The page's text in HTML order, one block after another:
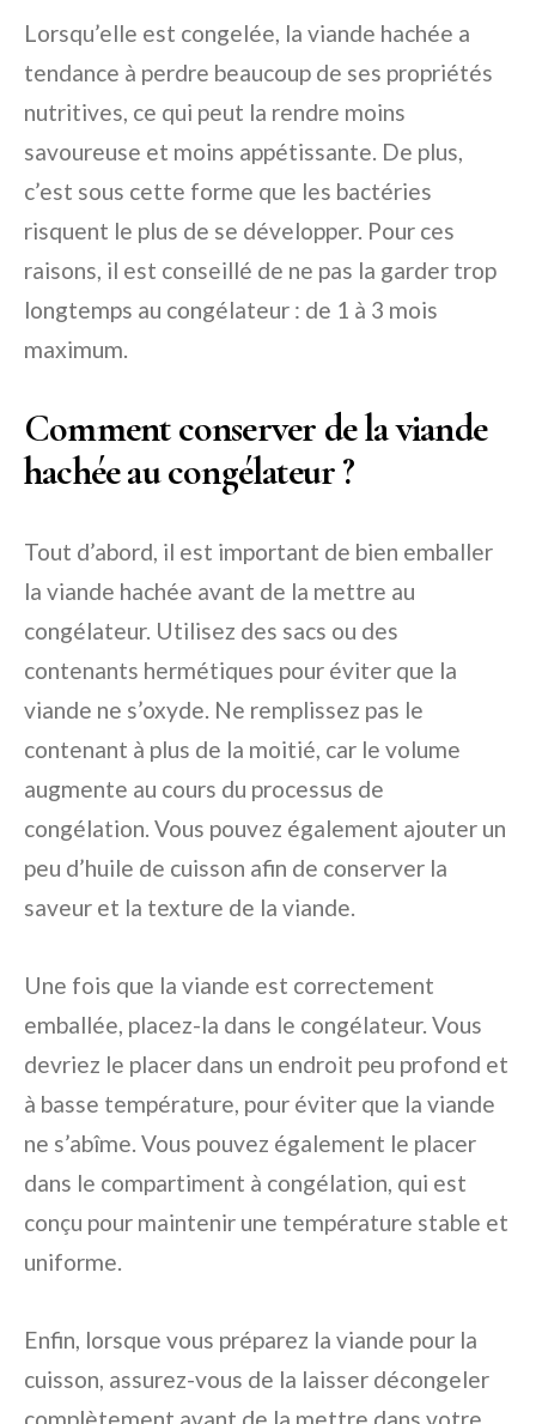
Lorsqu’elle est congelée, la viande hachée a
tendance à perdre beaucoup de ses propriétés
nutritives, ce qui peut la rendre moins
savoureuse et moins appétissante. De plus,
c’est sous cette forme que les bactéries
risquent le plus de se développer. Pour ces
raisons, il est conseillé de ne pas la garder trop
longtemps au congélateur : de 1 à 3 mois
maximum.
Comment conserver de la viande
hachée au congélateur ?
Tout d’abord, il est important de bien emballer
la viande hachée avant de la mettre au
congélateur. Utilisez des sacs ou des
contenants hermétiques pour éviter que la
viande ne s’oxyde. Ne remplissez pas le
contenant à plus de la moitié, car le volume
augmente au cours du processus de
congélation. Vous pouvez également ajouter un
peu d’huile de cuisson afin de conserver la
saveur et la texture de la viande.
Une fois que la viande est correctement
emballée, placez-la dans le congélateur. Vous
devriez le placer dans un endroit peu profond et
à basse température, pour éviter que la viande
ne s’abîme. Vous pouvez également le placer
dans le compartiment à congélation, qui est
conçu pour maintenir une température stable et
uniforme.
Enfin, lorsque vous préparez la viande pour la
cuisson, assurez-vous de la laisser décongeler